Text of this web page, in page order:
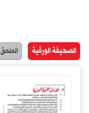
الصحيفة الورقية الملحق